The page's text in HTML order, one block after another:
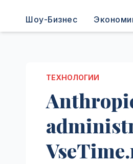
Шоу-Бизнес
ТЕХНОЛОГИИ